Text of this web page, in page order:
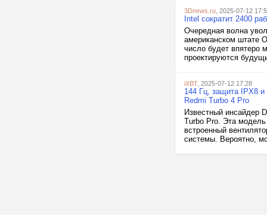
3Dnews.ru , 2025-07-12
Intel сократит 2400
Очередная волна
американском штате
число будет впятеро
проектируются
iXBT, 2025-07-12 17:28
144 Гц, защита IPX8 и
Redmi Turbo 4 Pro
Известный инсайдер
Turbo Pro. Эта модель
встроенный
системы. Вероятно,